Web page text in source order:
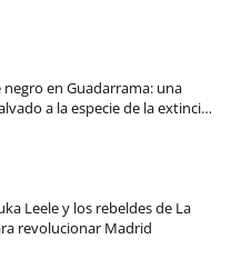
en Guadarrama: una
a la especie de la extinci…
Leele y los rebeldes de La
revolucionar Madrid